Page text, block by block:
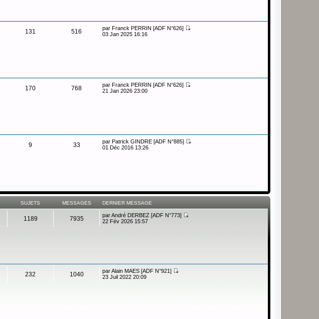
131 516 parFranck PERRIN [ADF N°626]
03 Jan 2025 16:16
170 768 parFranck PERRIN [ADF N°626]
21 Jan 2026 23:00
9 33 parPatrick GINDRE [ADF N°885]
01 Déc 2016 13:26
SUJETS MESSAGES DERNIER MESSAGE
1189 7935 parAndré DERBEZ [ADF N°773]
22 Fév 2026 15:57
232 1040 parAlain MAES [ADF N°921]
23 Juil 2022 20:09